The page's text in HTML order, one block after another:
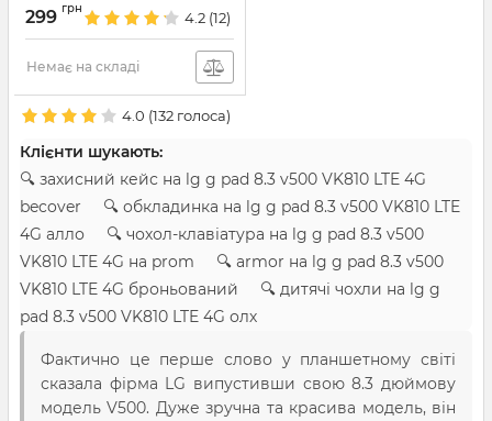
299 грн
4.2 (12)
Немає на складі
4.0 (132 голоса)
Клієнти шукають:
🔍 захисний кейс на lg g pad 8.3 v500 VK810 LTE 4G
becover 🔍 обкладинка на lg g pad 8.3 v500 VK810 LTE
4G алло 🔍 чохол-клавіатура на lg g pad 8.3 v500
VK810 LTE 4G на prom 🔍 armor на lg g pad 8.3 v500
VK810 LTE 4G броньований 🔍 дитячі чохли на lg g
pad 8.3 v500 VK810 LTE 4G олх
Фактично це перше слово у планшетному світі
сказала фірма LG випустивши свою 8.3 дюймову
модель V500. Дуже зручна та красива модель, він